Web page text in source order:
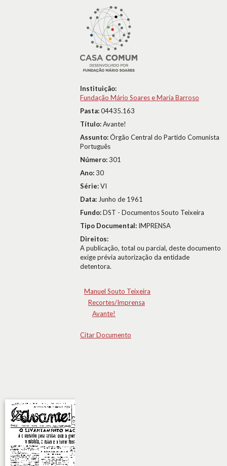
Instituição:
Fundação Mário Soares e Maria Barroso
Pasta:04435.163
Título:Avante!
Assunto:Órgão Central do Partido Comunista
Português
Número:301
Ano:30
Série:VI
Data: Junho de 1961
Fundo:DST - Documentos Souto Teixeira
Tipo Documental: IMPRENSA
Direitos:
A publicação, total ou parcial, deste documento
exige prévia autorização da entidade
detentora.
Manuel Souto Teixeira
Recortes/Imprensa
Avante!
Citar Documento